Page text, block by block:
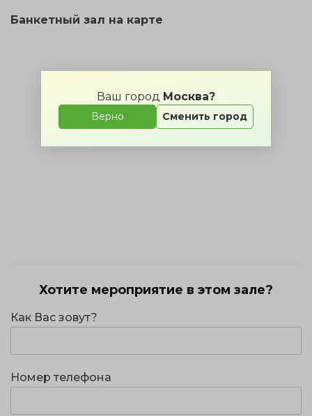
Ваш город Москва?
Верно Сменить город
Банкетный зал на карте
Хотите мероприятие в этом зале?
Как Вас зовут?
Номер телефона